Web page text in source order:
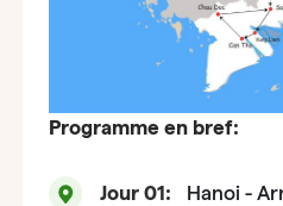
Programme en bref:
Jour 01: Hanoi -